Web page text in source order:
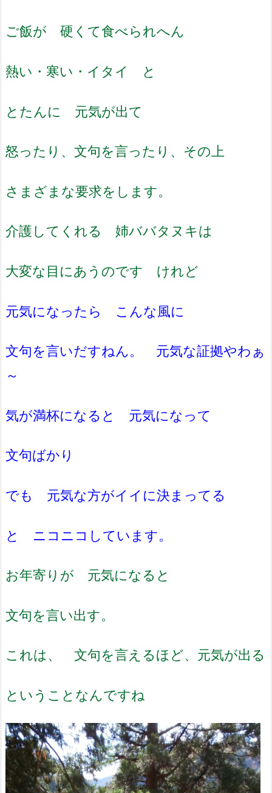
ご飯が 硬くて食べられへん
熱い・寒い・イタイ と
とたんに 元気が出て
怒ったり、文句を言ったり、その上
さまざまな要求をします。
介護してくれる 姉ババタヌキは
大変な目にあうのです けれど
元気になったら こんな風に
文句を言いだすねん。 元気な証拠やわぁ
～
気が満杯になると 元気になって
文句ばかり
でも 元気な方がイイに決まってる
と ニコニコしています。
お年寄りが 元気になると
文句を言い出す。
これは、 文句を言えるほど、元気が出る
ということなんですね